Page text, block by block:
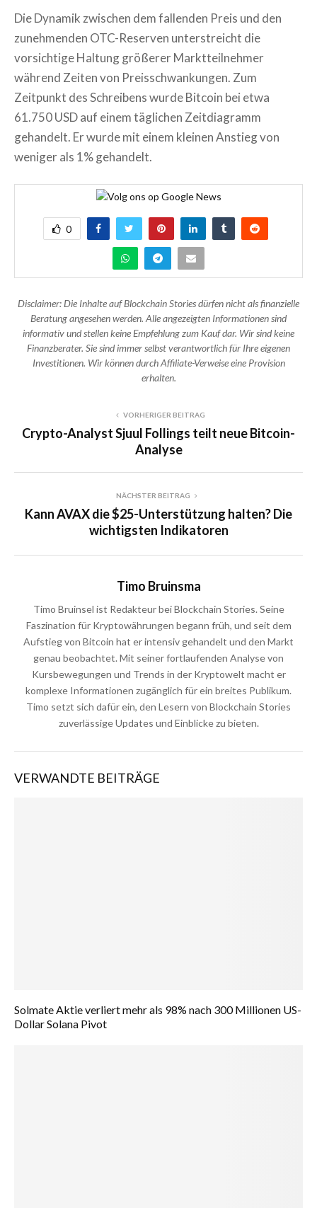
Die Dynamik zwischen dem fallenden Preis und den
zunehmenden OTC-Reserven unterstreicht die
vorsichtige Haltung größerer Marktteilnehmer
während Zeiten von Preisschwankungen. Zum
Zeitpunkt des Schreibens wurde Bitcoin bei etwa
61.750 USD auf einem täglichen Zeitdiagramm
gehandelt. Er wurde mit einem kleinen Anstieg von
weniger als 1% gehandelt.
0
Disclaimer: Die Inhalte auf Blockchain Stories dürfen nicht als finanzielle
Beratung angesehen werden. Alle angezeigten Informationen sind
informativ und stellen keine Empfehlung zum Kauf dar. Wir sind keine
Finanzberater. Sie sind immer selbst verantwortlich für Ihre eigenen
Investitionen. Wir können durch Affiliate-Verweise eine Provision
erhalten.
VORHERIGER BEITRAG
Crypto-Analyst Sjuul Follings teilt neue Bitcoin-
Analyse
NÄCHSTER BEITRAG
Kann AVAX die $25-Unterstützung halten? Die
wichtigsten Indikatoren
Timo Bruinsma
Timo Bruinsel ist Redakteur bei Blockchain Stories. Seine
Faszination für Kryptowährungen begann früh, und seit dem
Aufstieg von Bitcoin hat er intensiv gehandelt und den Markt
genau beobachtet. Mit seiner fortlaufenden Analyse von
Kursbewegungen und Trends in der Kryptowelt macht er
komplexe Informationen zugänglich für ein breites Publikum.
Timo setzt sich dafür ein, den Lesern von Blockchain Stories
zuverlässige Updates und Einblicke zu bieten.
VERWANDTE BEITRÄGE
Solmate Aktie verliert mehr als 98% nach 300 Millionen US-
Dollar Solana Pivot